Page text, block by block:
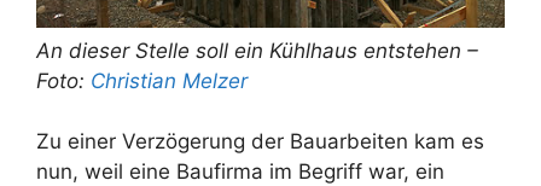
An dieser Stelle soll ein Kühlhaus entstehen –
Foto: Christian Melzer
Zu einer Verzögerung der Bauarbeiten kam es
nun, weil eine Baufirma im Begriff war, ein